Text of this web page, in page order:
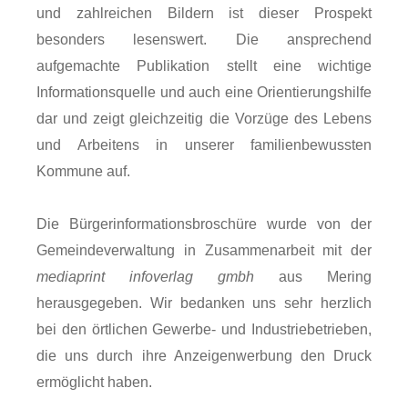
und zahlreichen Bildern ist dieser Prospekt
besonders lesenswert. Die ansprechend
aufgemachte Publikation stellt eine wichtige
Informationsquelle und auch eine Orientierungshilfe
dar und zeigt gleichzeitig die Vorzüge des Lebens
und Arbeitens in unserer familienbewussten
Kommune auf.
Die Bürgerinformationsbroschüre wurde von der
Gemeindeverwaltung in Zusammenarbeit mit der
mediaprint infoverlag gmbh aus Mering
herausgegeben. Wir bedanken uns sehr herzlich
bei den örtlichen Gewerbe- und Industriebetrieben,
die uns durch ihre Anzeigenwerbung den Druck
ermöglicht haben.